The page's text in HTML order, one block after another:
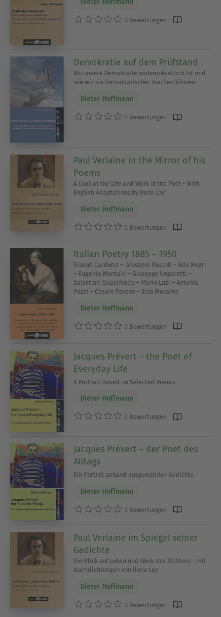
Dieter Hoffmann
0 Bewertungen
Demokratie auf dem Prüfstand
Wo unsere Demokratie undemokratisch ist und
wie wir sie demokratischer machen können
Dieter Hoffmann
0 Bewertungen
Paul Verlaine in the Mirror of his
Poems
A Look at the Life and Work of the Poet - With
English Adaptations by Ilona Lay
Dieter Hoffmann
0 Bewertungen
Italian Poetry 1885 – 1950
Giosuè Carducci – Giovanni Pascoli – Ada Negri
– Eugenio Montale – Giuseppe Ungaretti –
Salvatore Quasimodo – Mario Luzi – Antonia
Pozzi – Cesare Pavese – Elsa Morante
Dieter Hoffmann
0 Bewertungen
Jacques Prévert – the Poet of
Everyday Life
A Portrait Based on Selected Poems
Dieter Hoffmann
0 Bewertungen
Jacques Prévert – der Poet des
Alltags
Ein Porträt anhand ausgewählter Gedichte
Dieter Hoffmann
0 Bewertungen
Paul Verlaine im Spiegel seiner
Gedichte
Ein Blick auf Leben und Werk des Dichters - mit
Nachdichtungen von Ilona Lay
Dieter Hoffmann
0 Bewertungen